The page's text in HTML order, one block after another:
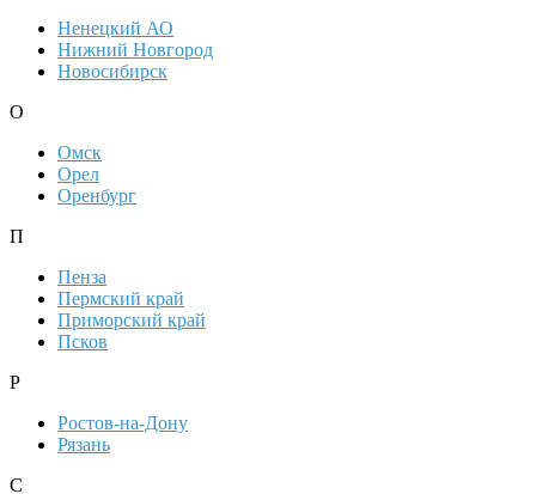
Ненецкий АО
Нижний Новгород
Новосибирск
О
Омск
Орел
Оренбург
П
Пенза
Пермский край
Приморский край
Псков
Р
Ростов-на-Дону
Рязань
С